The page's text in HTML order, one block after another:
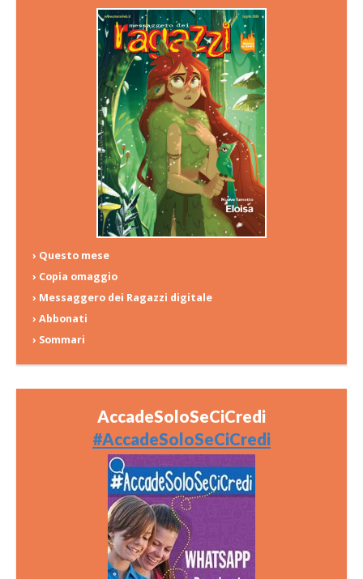
› Questo mese
› Copia omaggio
› Messaggero dei Ragazzi digitale
› Abbonati
› Sommari
AccadeSoloSeCiCredi
#AccadeSoloSeCiCredi